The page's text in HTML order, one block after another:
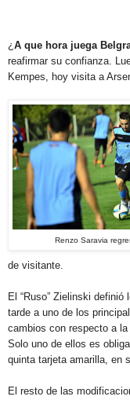
¿ A que hora juega
reafirmar su confianza.
Kempes, hoy visita a
Renzo Saravia
de visitante.
El “Ruso” Zielinski
tarde a uno de los
cambios con respecto a
Solo uno de ellos es
quinta tarjeta amarilla, en
El resto de las